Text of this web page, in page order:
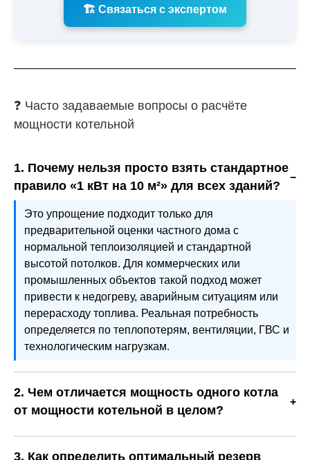
🏗️ Связаться с экспертом
❓ Часто задаваемые вопросы о расчёте
мощности котельной
1. Почему нельзя просто взять стандартное
правило «1 кВт на 10 м²» для всех зданий?
Это упрощение подходит только для
предварительной оценки частного дома с
нормальной теплоизоляцией и стандартной
высотой потолков. Для коммерческих или
промышленных объектов такой подход может
привести к недогреву, аварийным ситуациям или
перерасходу топлива. Реальная потребность
определяется по теплопотерям, вентиляции, ГВС и
технологическим нагрузкам.
2. Чем отличается мощность одного котла
от мощности котельной в целом?
агрегата, а мощность котельной — суммарная
3. Как определить оптимальный резерв